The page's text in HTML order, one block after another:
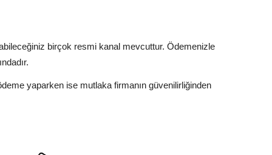
birçok resmi kanal mevcuttur. Ödemenizle
yaparken ise mutlaka firmanın güvenilirliğinden